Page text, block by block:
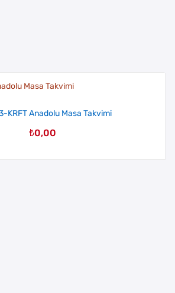
KRFT Anadolu Masa Takvimi
₺0,00